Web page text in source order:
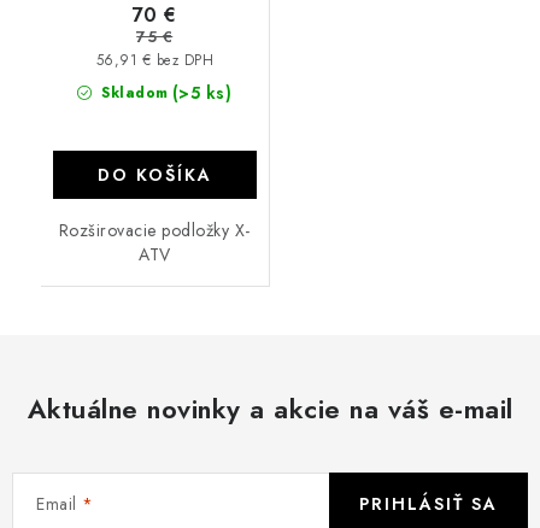
Skladom (>5 ks)
56,91 € bez DPH
70 €
75 €
DO KOŠÍKA
Rozširovacie podložky X-
ATV
Aktuálne novinky a akcie na váš e-mail
Email PRIHLÁSIŤ SA